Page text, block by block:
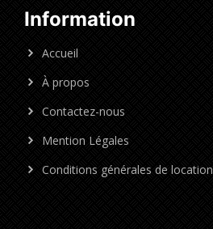
Information
Accueil
À propos
Contactez-nous
Mention Légales
Conditions générales de location